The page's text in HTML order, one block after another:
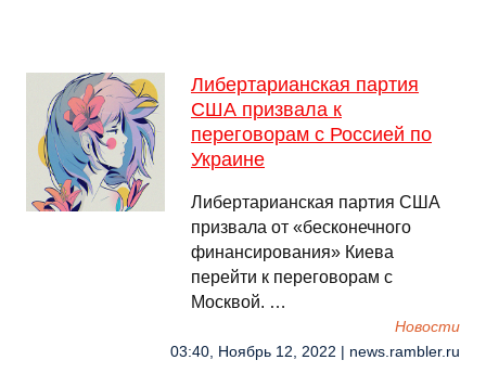
Либертарианская партия
США призвала к
переговорам с Россией по
Украине
Либертарианская партия США
призвала от «бесконечного
финансирования» Киева
перейти к переговорам с
Москвой. …
Новости
03:40, Ноябрь 12, 2022 | news.rambler.ru